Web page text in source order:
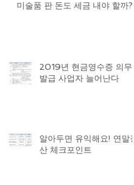
미술품 판 돈도 세금 내야 할까?
2019년 현금영수증 의무
발급 사업자 늘어난다
알아두면 유익해요! 연말정
산 체크포인트